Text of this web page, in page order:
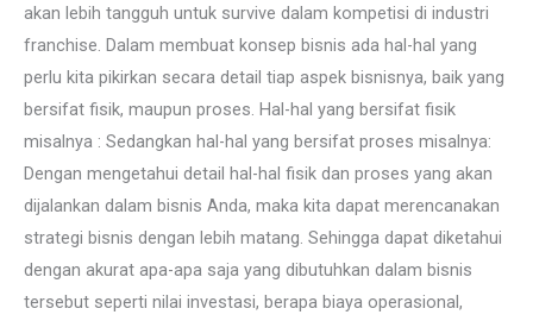
akan lebih tangguh untuk survive dalam kompetisi di industri
franchise. Dalam membuat konsep bisnis ada hal-hal yang
perlu kita pikirkan secara detail tiap aspek bisnisnya, baik yang
bersifat fisik, maupun proses. Hal-hal yang bersifat fisik
misalnya : Sedangkan hal-hal yang bersifat proses misalnya:
Dengan mengetahui detail hal-hal fisik dan proses yang akan
dijalankan dalam bisnis Anda, maka kita dapat merencanakan
strategi bisnis dengan lebih matang. Sehingga dapat diketahui
dengan akurat apa-apa saja yang dibutuhkan dalam bisnis
tersebut seperti nilai investasi, berapa biaya operasional,